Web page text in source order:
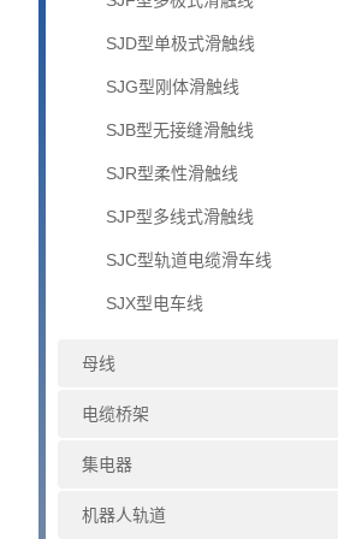
SJD型单极式滑触线
SJG型刚体滑触线
SJB型无接缝滑触线
SJR型柔性滑触线
SJP型多线式滑触线
SJC型轨道电缆滑车线
SJX型电车线
母线
电缆桥架
集电器
机器人轨道